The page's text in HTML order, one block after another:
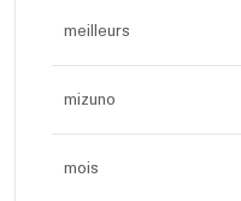
meilleurs
mizuno
mois